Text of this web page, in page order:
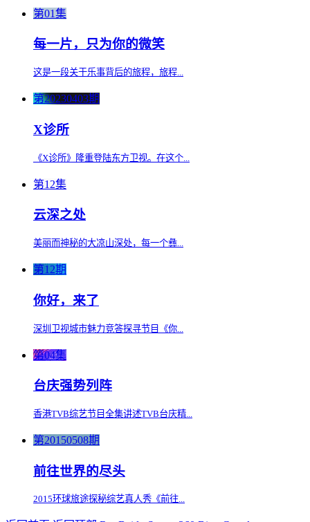
第01集
每一片，只为你的微笑
这是一段关于乐事背后的旅程，旅程...
第20230403期
X诊所
《X诊所》隆重登陆东方卫视。在这个...
第12集
云深之处
美丽而神秘的大凉山深处，每一个彝...
第12期
你好，来了
深圳卫视城市魅力竞答探寻节目《你...
第04集
台庆强势列阵
香港TVB综艺节目全集讲述TVB台庆精...
第20150508期
前往世界的尽头
2015环球旅途探秘综艺真人秀《前往...